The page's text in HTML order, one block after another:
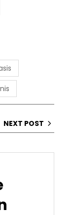
NEXT POST